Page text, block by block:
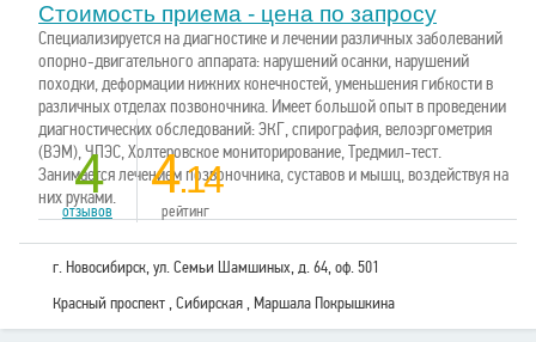
Стоимость приема - цена по запросу
Специализируется на диагностике и лечении различных заболеваний
опорно-двигательного аппарата: нарушений осанки, нарушений
походки, деформации нижних конечностей, уменьшения гибкости в
различных отделах позвоночника. Имеет большой опыт в проведении
диагностических обследований: ЭКГ, спирография, велоэргометрия
(ВЭМ), ЧПЭС, Холтеровское мониторирование, Тредмил-тест.
Занимается лечением позвоночника, суставов и мышц, воздействуя на
них руками.
4
отзывов
4.14
рейтинг
г. Новосибирск, ул. Семьи Шамшиных, д. 64, оф. 501
Красный проспект , Сибирская , Маршала Покрышкина